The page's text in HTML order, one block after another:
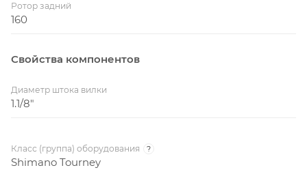
Ротор задний
160
Свойства компонентов
Диаметр штока вилки
1.1/8"
Класс (группа) оборудования ?
Shimano Tourney